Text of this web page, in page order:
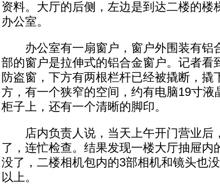
资料。大厅的后侧，左边是到达二楼的楼
办公室。
办公室有一扇窗户，窗户外围装有铝
部的窗户是拉伸式的铝合金窗户。记者看
防盗窗，下方有两根栏杆已经被撬断，撬
方，有一个狭窄的空间，约有电脑19寸液
柜子上，还有一个清晰的脚印。
店内负责人说，当天上午开门营业后
了，连忙检查。结果发现一楼大厅抽屉内
没了，二楼相机包内的3部相机和镜头也
以上。